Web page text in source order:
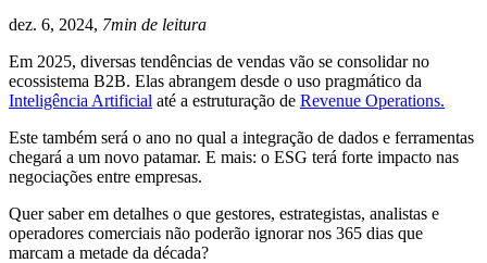
dez. 6, 2024, 7min de leitura
Em 2025, diversas tendências de vendas vão se consolidar no
ecossistema B2B. Elas abrangem desde o uso pragmático da
Inteligência Artificial até a estruturação de Revenue Operations.
Este também será o ano no qual a integração de dados e ferramentas
chegará a um novo patamar. E mais: o ESG terá forte impacto nas
negociações entre empresas.
Quer saber em detalhes o que gestores, estrategistas, analistas e
operadores comerciais não poderão ignorar nos 365 dias que
marcam a metade da década?